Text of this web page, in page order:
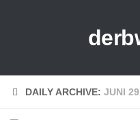
DAILY ARCHIVE: JUNI